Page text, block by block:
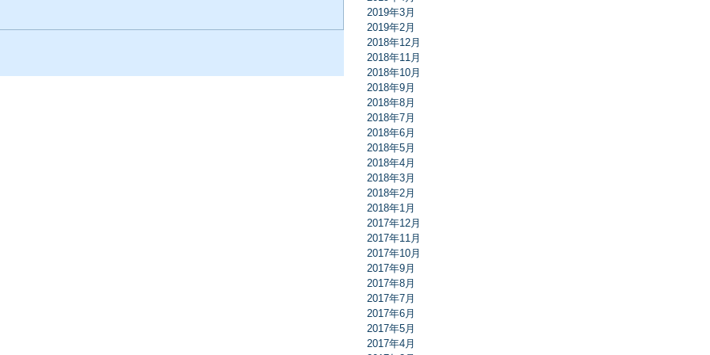
2019年3月
2019年2月
2018年12月
2018年11月
2018年10月
2018年9月
2018年8月
2018年7月
2018年6月
2018年5月
2018年4月
2018年3月
2018年2月
2018年1月
2017年12月
2017年11月
2017年10月
2017年9月
2017年8月
2017年7月
2017年6月
2017年5月
2017年4月